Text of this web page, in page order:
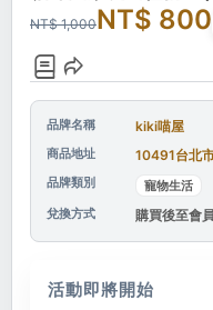
NT$ 1,000NT$ 800
品牌名稱 kiki喵屋
商品地址 10491台北
品牌類別
寵物生活
兌換方式
購買後至會
活動即將開始